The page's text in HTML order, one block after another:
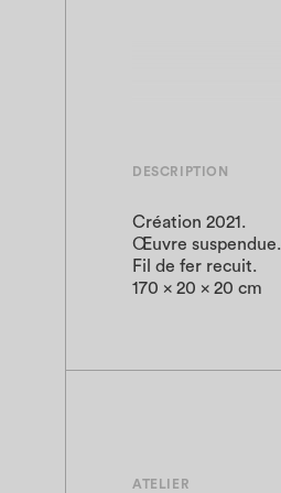
DESCRIPTION
Création 2021.
Œuvre suspendue.
Fil de fer recuit.
170 x 20 x 20 cm
ATELIER